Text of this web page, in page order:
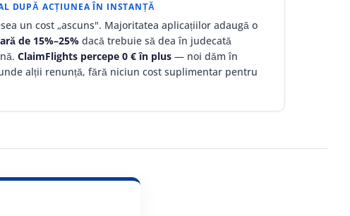
DUPĂ ACȚIUNEA ÎN INSTANȚĂ
un cost „ascuns". Majoritatea aplicațiilor adaugă o
de 15%–25% dacă trebuie să dea în judecată
ClaimFlights percepe 0 € în plus — noi dăm în
alții renunță, fără niciun cost suplimentar pentru